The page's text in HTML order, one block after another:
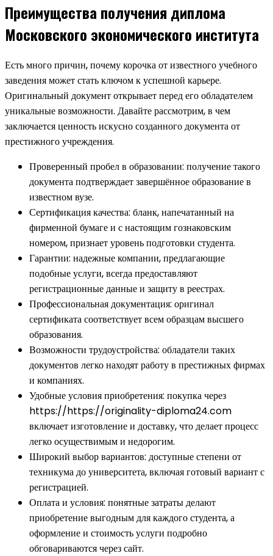
Преимущества получения диплома
Московского экономического института
Есть много причин, почему корочка от известного учебного
заведения может стать ключом к успешной карьере.
Оригинальный документ открывает перед его обладателем
уникальные возможности. Давайте рассмотрим, в чем
заключается ценность искусно созданного документа от
престижного учреждения.
Проверенный пробел в образовании: получение такого
документа подтверждает завершённое образование в
известном вузе.
Сертификация качества: бланк, напечатанный на
фирменной бумаге и с настоящим гознаковским
номером, признает уровень подготовки студента.
Гарантии: надежные компании, предлагающие
подобные услуги, всегда предоставляют
регистрационные данные и защиту в реестрах.
Профессиональная документация: оригинал
сертификата соответствует всем образцам высшего
образования.
Возможности трудоустройства: обладатели таких
документов легко находят работу в престижных фирмах
и компаниях.
Удобные условия приобретения: покупка через
https://https://originality-diploma24.com
включает изготовление и доставку, что делает процесс
легко осуществимым и недорогим.
Широкий выбор вариантов: доступные степени от
техникума до университета, включая готовый вариант с
регистрацией.
Оплата и условия: понятные затраты делают
приобретение выгодным для каждого студента, а
оформление и стоимость услуги подробно
обговариваются через сайт.